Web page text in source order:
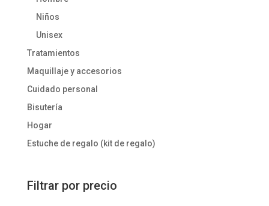
Niños
Unisex
Tratamientos
Maquillaje y accesorios
Cuidado personal
Bisutería
Hogar
Estuche de regalo (kit de regalo)
Filtrar por precio